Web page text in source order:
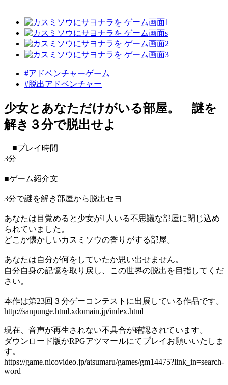
#アドベンチャーゲーム
#脱出アドベンチャー
少女とあなただけがいる部屋。 謎を
解き３分で脱出せよ
■プレイ時間
3分
■ゲーム紹介文
3分で謎を解き部屋から脱出セヨ
あなたは目覚めると少女が1人いる不思議な部屋に閉じ込め
られていました。
どこか懐かしいカスミソウの香りがする部屋。
あなたは自分が何をしていたか思い出せません。
自分自身の記憶を取り戻し、この世界の脱出を目指してくだ
さい。
本作は第23回３分ゲーコンテストに出展している作品です。
http://sanpunge.html.xdomain.jp/index.html
現在、音声が再生されない不具合が確認されています。
ダウンロード版かRPGアツマールにてプレイお願いいたしま
す。
https://game.nicovideo.jp/atsumaru/games/gm14475?link_in=search-
word